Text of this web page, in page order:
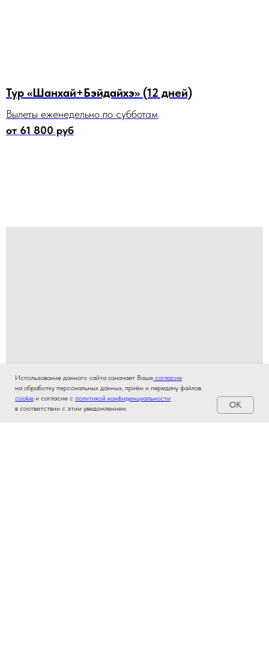
Проконсультироваться с менеджером
Тур «Шанхай+Бэйдайхэ» (12 дней)
Вылеты еженедельно по субботам
от 61 800 руб
Использование данного сайта означает Ваше согласие
на обработку персональных данных, приём и передачу файлов
cookie и согласие с политикой конфиденциальности
в соответствии с этим уведомлением.
OK